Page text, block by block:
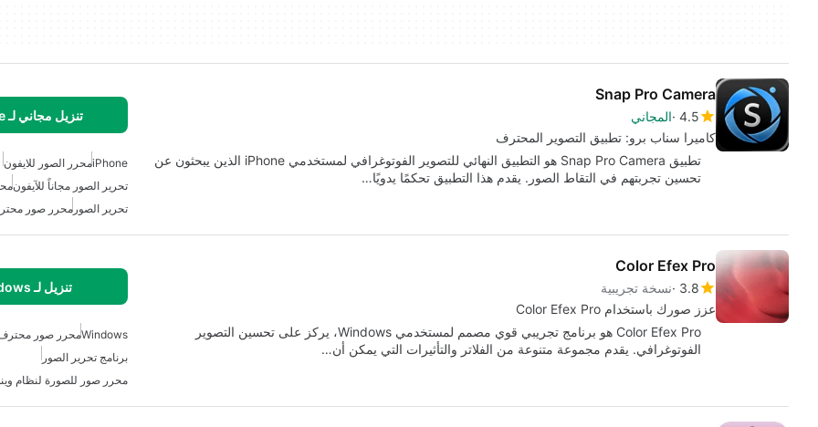
Snap Pro Camera
4.5 المجاني
كاميرا سناب برو: تطبيق التصوير المحترف
تنزيل مجاني لـ iPhone
تطبيق Snap Pro Camera هو التطبيق النهائي للتصوير الفوتوغرافي لمستخدمي iPhone الذين يبحثون عن
تحسين تجربتهم في التقاط الصور. يقدم هذا التطبيق تحكمًا يدويًا…
iPhoneمحرر الصور للايفون
تحرير الصور مجاناً للآيفون
تحرير الصور محرر صور
Color Efex Pro
3.8 نسخة تجريبية
عزز صورك باستخدام Color Efex Pro
تنزيل لـ Windows
Color Efex Pro هو برنامج تجريبي قوي مصمم لمستخدمي Windows، يركز على تحسين التصوير
الفوتوغرافي. يقدم مجموعة متنوعة من الفلاتر والتأثيرات التي يمكن أن…
Windowsمحرر صور
برنامج تحرير الصور
محرر صور للصورة لنظام